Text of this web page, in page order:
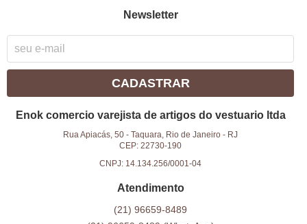
Newsletter
CADASTRAR
Enok comercio varejista de artigos do vestuario ltda
Rua Apiacás, 50 -Taquara, Rio de Janeiro - RJ
CEP: 22730-190
CNPJ: 14.134.256/0001-04
Atendimento
(21) 96659-8489